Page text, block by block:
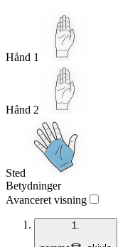
Hånd 1
Hånd 2
Sted
Betydninger
Avanceret visning
1.